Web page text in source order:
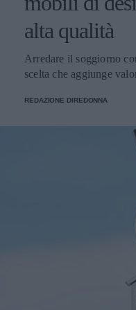
alta qualità
Arredare il soggiorno
scelta che aggiunge
REDAZIONE DIREDONNA